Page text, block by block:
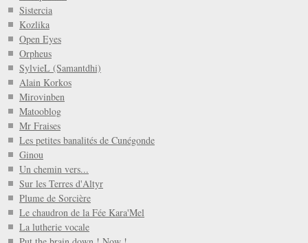
Sistercia
Kozlika
Open Eyes
Orpheus
SylvieL (Samantdhi)
Alain Korkos
Mirovinben
Matooblog
Mr Fraises
Les petites banalités de Cunégonde
Ginou
Un chemin vers...
Sur les Terres d'Altyr
Plume de Sorcière
Le chaudron de la Fée Kara'Mel
La lutherie vocale